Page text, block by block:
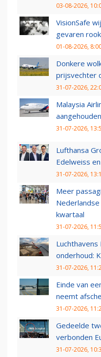
03-08-2026,
VisionSafe
gevaren
01-08-2026,
Donkere
prijsvechter
31-07-2026,
Malaysia
31-07-2026,
Lufthansa
Edelweiss
31-07-2026,
Meer
kwartaal
31-07-2026,
onderhoud:
31-07-2026,
Einde van
neemt
31-07-2026,
Gedeelde
verbonden
31-07-2026,